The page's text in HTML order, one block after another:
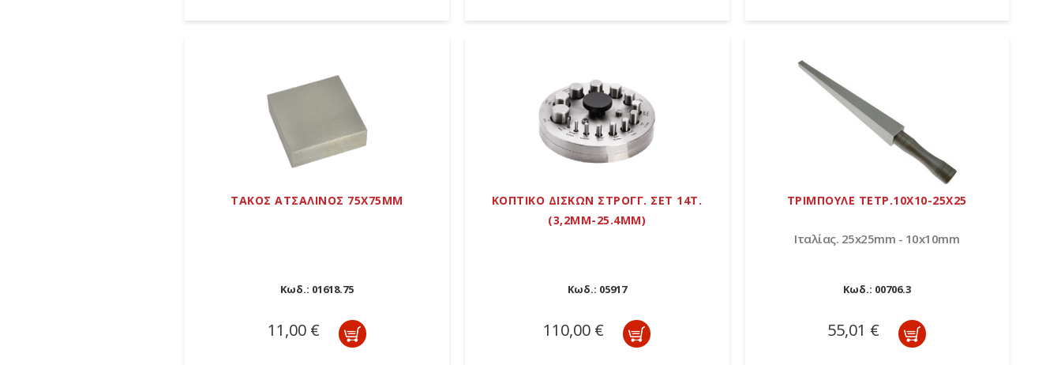
ΤΑΚΟΣ ΑΤΣΑΛΙΝΟΣ 75Χ75ΜΜ
Κωδ.: 01618.75
11,00 €
ΚΟΠΤΙΚΟ ΔΙΣΚΩΝ ΣΤΡΟΓΓ. ΣΕΤ 14Τ.
(3,2MM-25.4MM)
Κωδ.: 05917
110,00 €
ΤΡΙΜΠΟΥΛΕ ΤΕΤΡ.10Χ10-25Χ25
Ιταλίας. 25x25mm - 10x10mm
Κωδ.: 00706.3
55,01 €